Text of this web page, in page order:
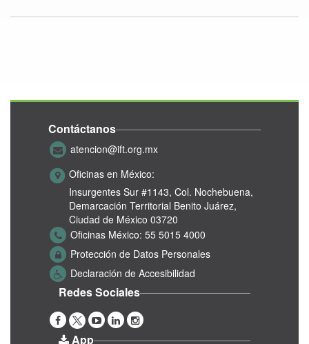
Contáctanos
atencion@ift.org.mx
Oficinas en México:
Insurgentes Sur #1143, Col. Nochebuena,
Demarcación Territorial Benito Juárez,
Ciudad de México 03720
Oficinas México: 55 5015 4000
Protección de Datos Personales
Declaración de Accesibilidad
Redes Sociales
App